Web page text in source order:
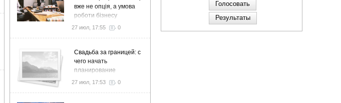
вже не опція, а умова
роботи бізнесу
27 июл, 17:55 0
Свадьба за границей: с
чего начать
планирование
27 июл, 17:53 0